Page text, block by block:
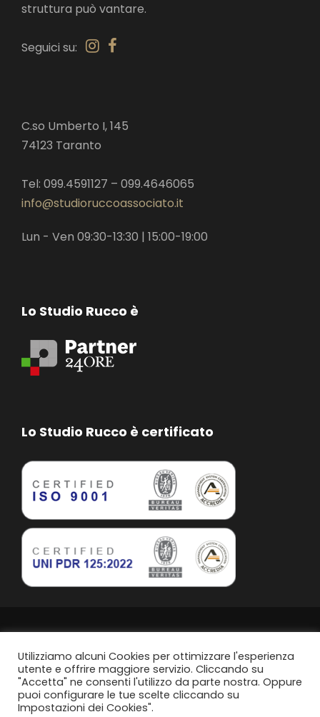
struttura può vantare.
Seguici su:
C.so Umberto I, 145
74123 Taranto
Tel: 099.4591127 – 099.4646065
info@studioruccoassociato.it
Lun - Ven 09:30-13:30 | 15:00-19:00
Lo Studio Rucco è
Lo Studio Rucco è certificato
Privacy Policy
Politica di parità di genere
Content Design by
Utilizziamo alcuni Cookies per ottimizzare l'esperienza
utente e offrire maggiore servizio. Cliccando su
"Accetta" ne consenti l'utilizzo da parte nostra. Oppure
puoi configurare le tue scelte cliccando su
Impostazioni dei Cookies".